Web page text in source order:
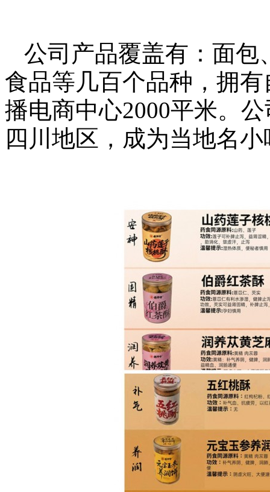
公司产品覆盖有：面包
食品等几百个品种，拥
播电商中心2000平米。
四川地区，成为当地名